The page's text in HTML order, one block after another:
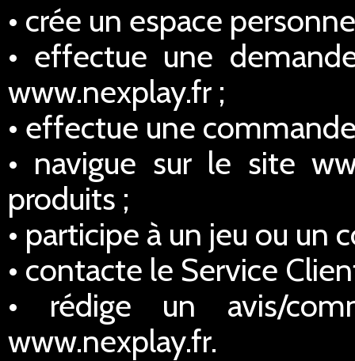
• crée un espace
• effectue une
www.nexplay.fr ;
• effectue une
• navigue sur le site
produits ;
• participe à un jeu ou un
• contacte le Service
• rédige un avis/
www.nexplay.fr.